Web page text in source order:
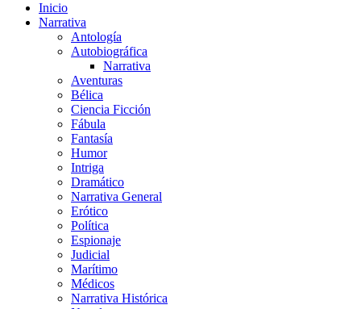
Inicio
Narrativa
Antología
Autobiográfica
Narrativa
Aventuras
Bélica
Ciencia Ficción
Fábula
Fantasía
Humor
Intriga
Dramático
Narrativa General
Erótico
Política
Espionaje
Judicial
Marítimo
Médicos
Narrativa Histórica